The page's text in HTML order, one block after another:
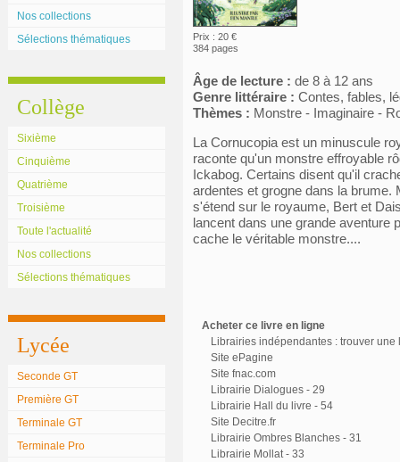
Nos collections
Sélections thématiques
Collège
Sixième
Cinquième
Quatrième
Troisième
Toute l'actualité
Nos collections
Sélections thématiques
Lycée
Seconde GT
Première GT
Terminale GT
Terminale Pro
Prix : 20 €
384 pages
Âge de lecture : de 8 à 12 ans
Genre littéraire : Contes, fables,
Thèmes : Monstre - Imaginaire -
La Cornucopia est un minuscule
raconte qu'un monstre effroyable
Ickabog. Certains disent qu'il
ardentes et grogne dans la brume.
s'étend sur le royaume, Bert et
lancent dans une grande aventure
cache le véritable monstre....
Acheter ce livre en ligne
Librairies indépendantes : trouver une
Site ePagine
Site fnac.com
Librairie Dialogues - 29
Librairie Hall du livre - 54
Site Decitre.fr
Librairie Ombres Blanches - 31
Librairie Mollat - 33